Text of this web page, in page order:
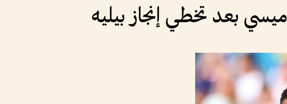
بعد تخطي إنجاز بيليه